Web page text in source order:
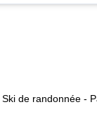
Ski de randonnée -